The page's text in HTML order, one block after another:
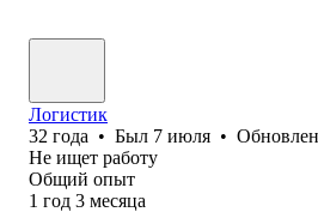
Логистик
32 года • Был 7 июля •
Не ищет работу
Общий опыт
1 год 3 месяца